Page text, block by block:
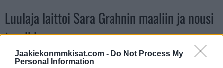
Jaakiekonmmkisat.com - Do Not Process My
Personal Information
Luulaja laittoi Sara Grahnin maaliin ja nousi
tasoihin
https://twitter.com/TV4_Hockey/status/16969411158347613